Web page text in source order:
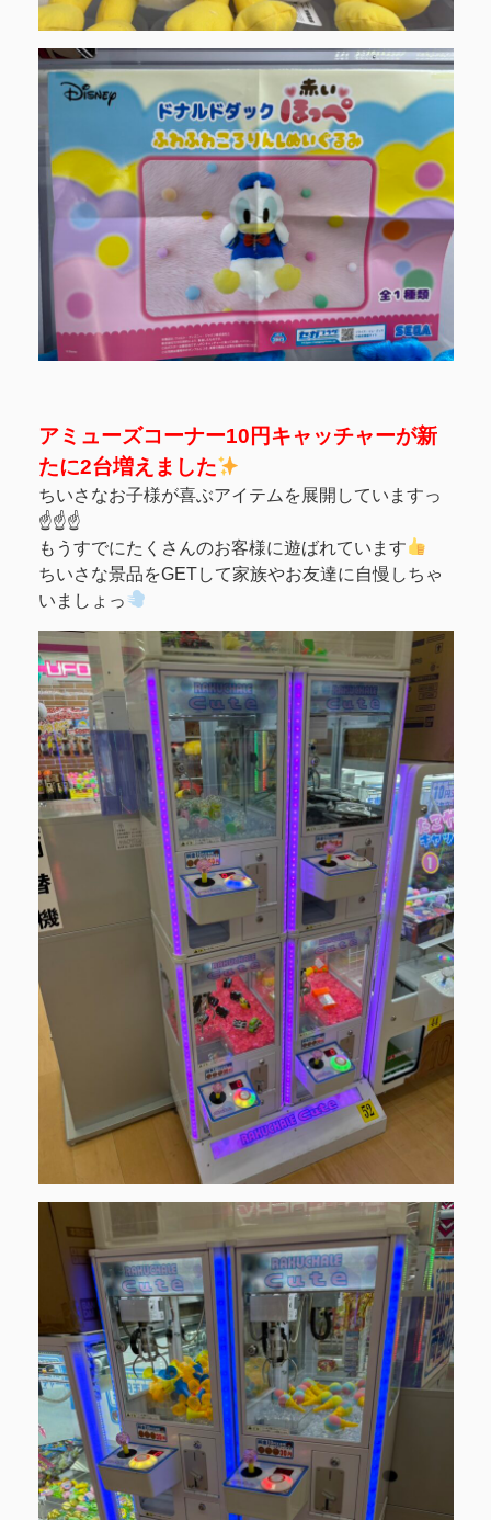
アミューズコーナー10円キャッチャーが新
たに2台増えました
ちいさなお子様が喜ぶアイテムを展開していますっ
☝️☝️☝️
もうすでにたくさんのお客様に遊ばれています
ちいさな景品をGETして家族やお友達に自慢しちゃ
いましょっ